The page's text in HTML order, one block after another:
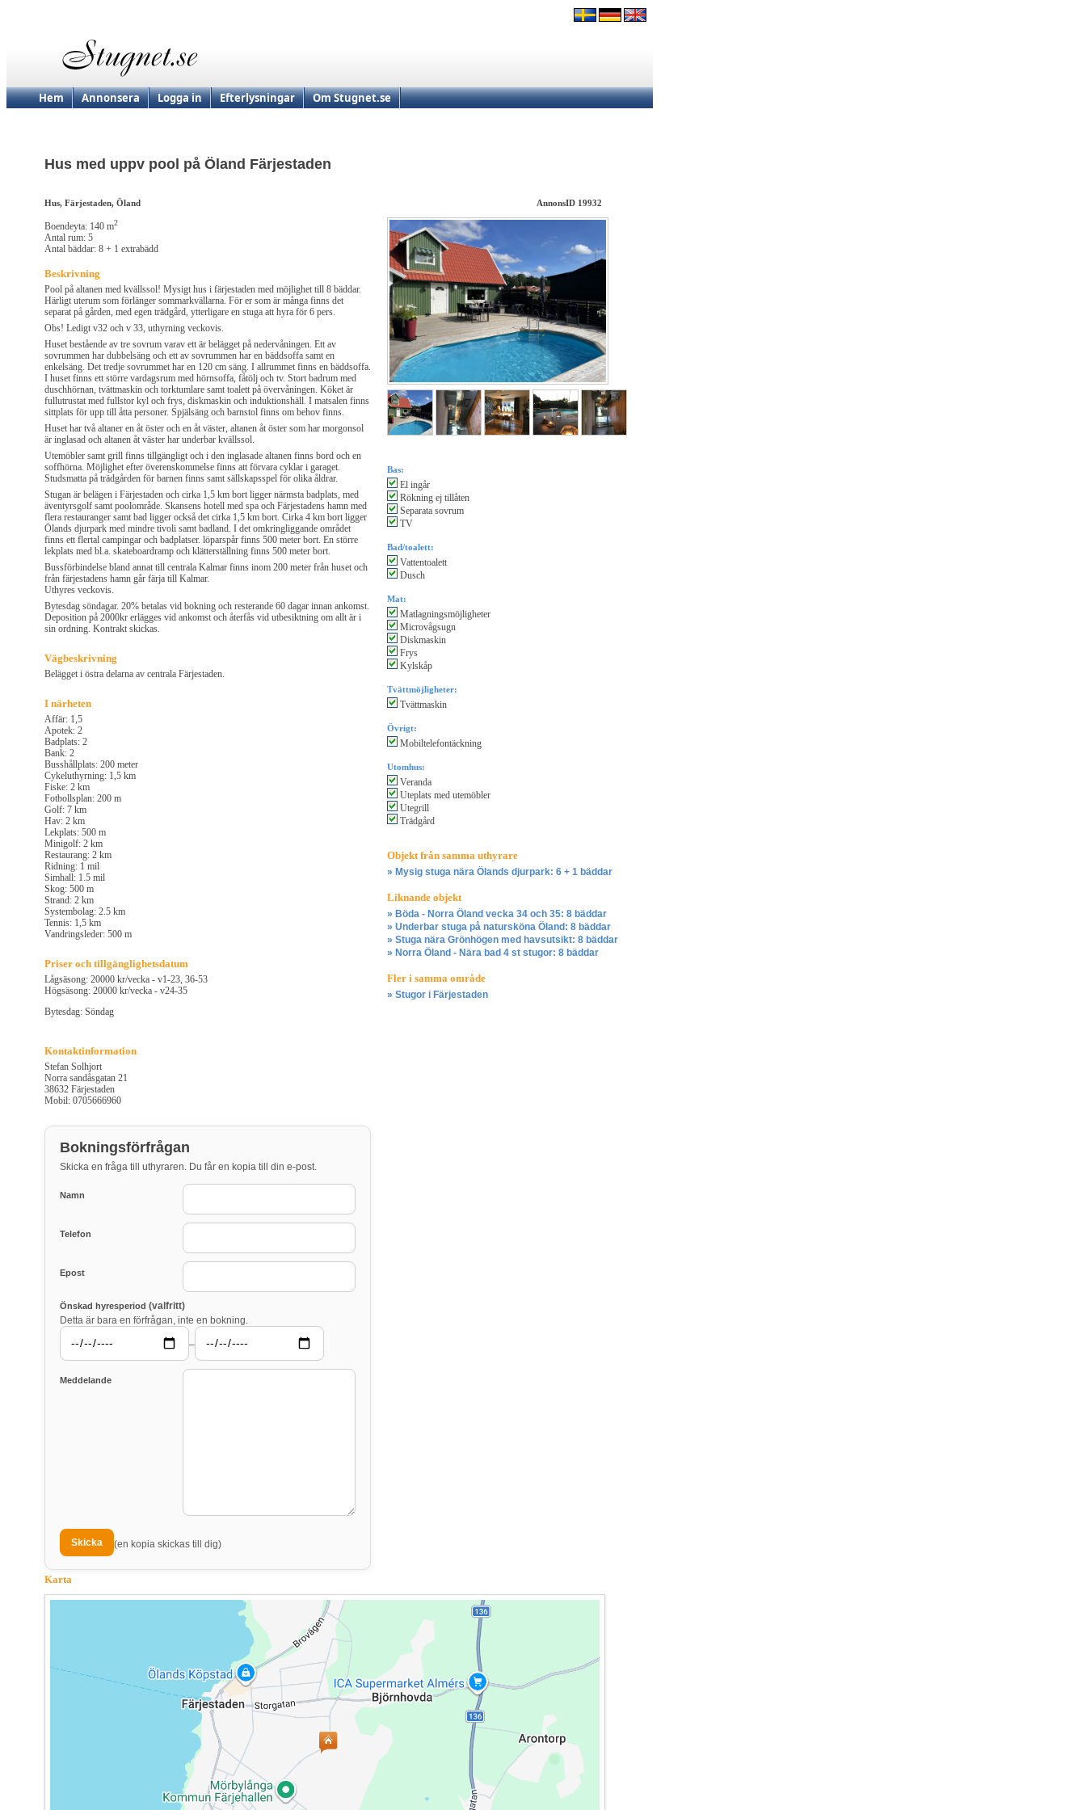
Hem Annonsera Logga in Efterlysningar Om Stugnet.se
Hus med uppv pool på Öland Färjestaden
Hus, Färjestaden, Öland AnnonsID 19932
Boendeyta: 140 m2
Antal rum: 5
Antal bäddar: 8 + 1 extrabädd
Beskrivning
Pool på altanen med kvällssol! Mysigt hus i färjestaden med möjlighet till 8 bäddar.
Härligt uterum som förlänger sommarkvällarna. För er som är många finns det
separat på gården, med egen trädgård, ytterligare en stuga att hyra för 6 pers.
Obs! Ledigt v32 och v 33, uthyrning veckovis.
Huset bestående av tre sovrum varav ett är belägget på nedervåningen. Ett av
sovrummen har dubbelsäng och ett av sovrummen har en bäddsoffa samt en
enkelsäng. Det tredje sovrummet har en 120 cm säng. I allrummet finns en bäddsoffa.
I huset finns ett större vardagsrum med hörnsoffa, fåtölj och tv. Stort badrum med
duschhörnan, tvättmaskin och torktumlare samt toalett på övervåningen. Köket är
fullutrustat med fullstor kyl och frys, diskmaskin och induktionshäll. I matsalen finns
sittplats för upp till åtta personer. Spjälsäng och barnstol finns om behov finns.
Huset har två altaner en åt öster och en åt väster, altanen åt öster som har morgonsol
är inglasad och altanen åt väster har underbar kvällssol.
Utemöbler samt grill finns tillgängligt och i den inglasade altanen finns bord och en
soffhörna. Möjlighet efter överenskommelse finns att förvara cyklar i garaget.
Studsmatta på trädgården för barnen finns samt sällskapsspel för olika åldrar.
Stugan är belägen i Färjestaden och cirka 1,5 km bort ligger närmsta badplats, med
äventyrsgolf samt poolområde. Skansens hotell med spa och Färjestadens hamn med
flera restauranger samt bad ligger också det cirka 1,5 km bort. Cirka 4 km bort ligger
Ölands djurpark med mindre tivoli samt badland. I det omkringliggande området
finns ett flertal campingar och badplatser. löparspår finns 500 meter bort. En större
lekplats med bl.a. skateboardramp och klätterställning finns 500 meter bort.
Bussförbindelse bland annat till centrala Kalmar finns inom 200 meter från huset och
från färjestadens hamn går färja till Kalmar.
Uthyres veckovis.
Bytesdag söndagar. 20% betalas vid bokning och resterande 60 dagar innan ankomst.
Deposition på 2000kr erlägges vid ankomst och återfås vid utbesiktning om allt är i
sin ordning. Kontrakt skickas.
Vägbeskrivning
Belägget i östra delarna av centrala Färjestaden.
I närheten
Affär: 1,5
Apotek: 2
Badplats: 2
Bank: 2
Busshållplats: 200 meter
Cykeluthyrning: 1,5 km
Fiske: 2 km
Fotbollsplan: 200 m
Golf: 7 km
Hav: 2 km
Lekplats: 500 m
Minigolf: 2 km
Restaurang: 2 km
Ridning: 1 mil
Simhall: 1.5 mil
Skog: 500 m
Strand: 2 km
Systembolag: 2.5 km
Tennis: 1,5 km
Vandringsleder: 500 m
Priser och tillgänglighetsdatum
Lågsäsong: 20000 kr/vecka - v1-23, 36-53
Högsäsong: 20000 kr/vecka - v24-35
Bytesdag: Söndag
Kontaktinformation
Stefan Solhjort
Norra sandåsgatan 21
38632 Färjestaden
Mobil: 0705666960
Bokningsförfrågan
Skicka en fråga till uthyraren. Du får en kopia till din e-post.
Namn
Telefon
Epost
Önskad hyresperiod (valfritt)
Detta är bara en förfrågan, inte en bokning.
–
Meddelande
(en kopia skickas till dig)
Bas:
El ingår
Rökning ej tillåten
Separata sovrum
TV
Bad/toalett:
Vattentoalett
Dusch
Mat:
Matlagningsmöjligheter
Microvågsugn
Diskmaskin
Frys
Kylskåp
Tvättmöjligheter:
Tvättmaskin
Övrigt:
Mobiltelefontäckning
Utomhus:
Veranda
Uteplats med utemöbler
Utegrill
Trädgård
Objekt från samma uthyrare
» Mysig stuga nära Ölands djurpark: 6 + 1 bäddar
Liknande objekt
» Böda - Norra Öland vecka 34 och 35: 8 bäddar
» Underbar stuga på natursköna Öland: 8 bäddar
» Stuga nära Grönhögen med havsutsikt: 8 bäddar
» Norra Öland - Nära bad 4 st stugor: 8 bäddar
Fler i samma område
» Stugor i Färjestaden
Karta